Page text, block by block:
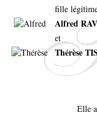
fille
Alfred
et
Thérèse
Elle